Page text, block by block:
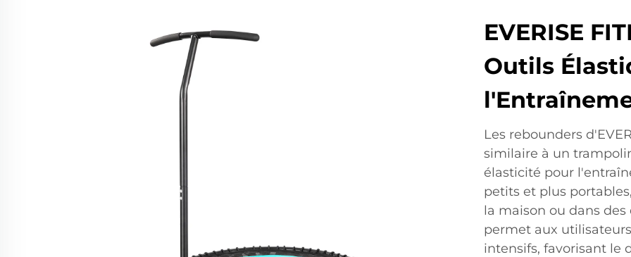
EVERISE
Outils
Les rebounders
similaire à un
élasticité pour
petits et plus
la maison ou dans
permet aux
intensifs, favorisant le